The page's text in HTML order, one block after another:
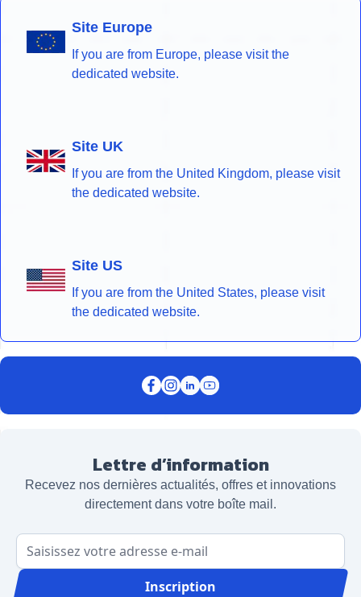
Site Europe
If you are from Europe, please visit the
dedicated website.
Site UK
If you are from the United Kingdom, please visit
the dedicated website.
Site US
If you are from the United States, please visit
the dedicated website.
Lettre d’information
Recevez nos dernières actualités, offres et innovations
directement dans votre boîte mail.
Adresse email
Inscription